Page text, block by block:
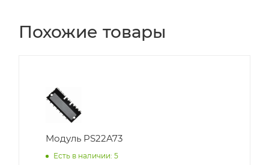
Похожие товары
Модуль PS22A73
Есть в наличии: 5